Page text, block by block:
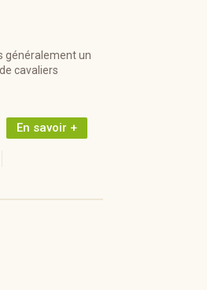
généralement un
cavaliers
En savoir +